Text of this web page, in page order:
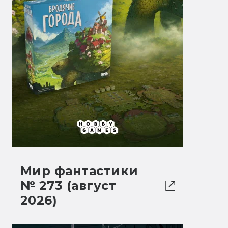
Мир фантастики
№ 273 (август
2026)